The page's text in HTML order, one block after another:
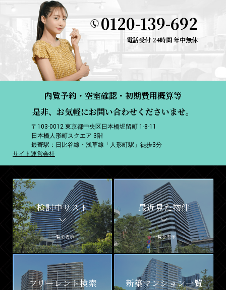
0120-139-692
電話受付 24時間 年中無休
内覧予約・空室確認・初期費用概算等
是非、お気軽にお問い合わせくださいませ。
〒103-0012 東京都中央区日本橋堀留町 1-8-11
日本橋人形町スクエア 3階
最寄駅：日比谷線・浅草線「人形町駅」徒歩3分
サイト運営会社
検討中リスト
一覧を表示
最近見た物件
一覧を表示
フリーレント検索 新築マンション一覧